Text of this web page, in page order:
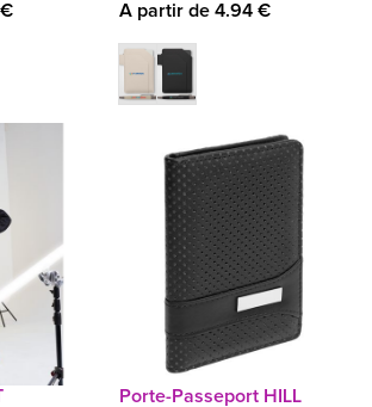
A partir de 4.94 €
Porte-Passeport HILL